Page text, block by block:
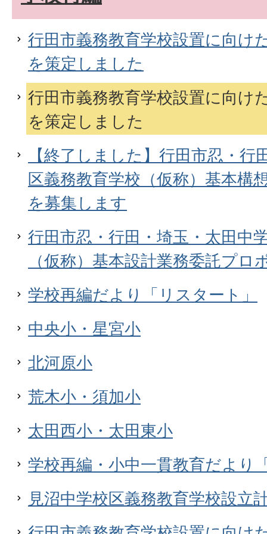
行田市義務教育学校設置に向け
を策定しました
行田市義務教育学校設置に向け
を策定しました
【終了しました】行田市忍・行
区義務教育学校（仮称）基本構
を募集します
行田市忍・行田・埼玉・太田中
（仮称）基本設計業務委託プロ
学校再編だより「リスタート」
中央小・星宮小
北河原小
荒木小・須加小
太田西小・太田東小
学校再編・小中一貫教育だより
見沼中学校区義務教育学校設立